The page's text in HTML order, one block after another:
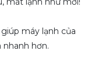
máy lạnh của
nhanh hơn.